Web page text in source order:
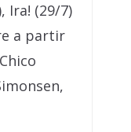
Ira! (29/7)
a partir